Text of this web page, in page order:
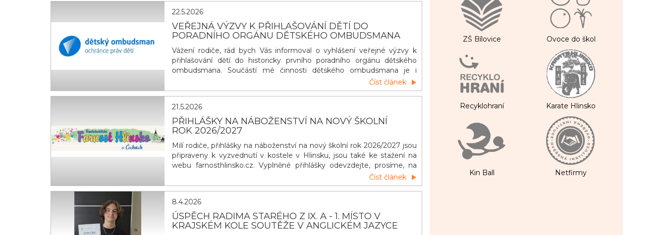
22.5.2026
VEŘEJNÁ VÝZVY K PŘIHLAŠOVÁNÍ DĚTÍ DO
PORADNÍHO ORGÁNU DĚTSKÉHO OMBUDSMANA
Vážení rodiče, rád bych Vás informoval o vyhlášení veřejné výzvy k
přihlašování dětí do historicky prvního poradního orgánu dětského
ombudsmana. Součástí mé činnosti dětského ombudsmana je i
spolupráce s poradním orgánem složeným z dětí (dětským poradním
týmem). Naším cílem je, aby byl co nejrozmanitější a zahrnoval také
Číst článek
21.5.2026
PŘIHLÁŠKY NA NÁBOŽENSTVÍ NA NOVÝ ŠKOLNÍ
ROK 2026/2027
Milí rodiče, přihlášky na náboženství na nový školní rok 2026/2027 jsou
připraveny k vyzvednutí v kostele v Hlinsku, jsou také ke stažení na
webu farnosthlinsko.cz. Vyplněné přihlášky odevzdejte, prosíme, na
faru v Hlinsku do 14. června 2026. Podle odevzdaných přihlášek budou
vytvořeny skupiny a rozvrh výuky náboženství. Výuky náboženství v
Číst článek
8.4.2026
ÚSPĚCH RADIMA STARÉHO Z IX. A - 1. MÍSTO V
KRAJSKÉM KOLE SOUTĚŽE V ANGLICKÉM JAZYCE
ZŠ Bílovice Ovoce do škol
Recyklohraní Karate Hlinsko
Kin Ball Netfirmy